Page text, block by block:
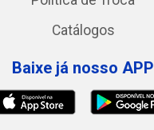
Catálogos
Baixe já nosso APP